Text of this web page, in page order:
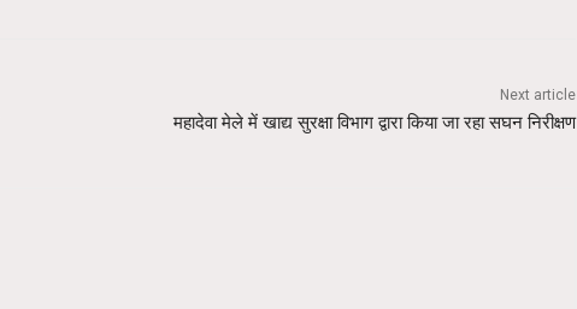
Next article
महादेवा मेले में खाद्य सुरक्षा विभाग द्वारा किया जा रहा सघन निरीक्षण